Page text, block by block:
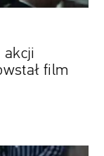
akcji
film